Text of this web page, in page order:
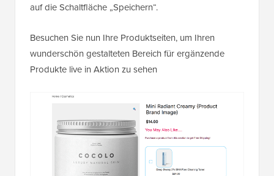
auf die Schaltfläche „Speichern“.
Besuchen Sie nun Ihre Produktseiten, um Ihren
wunderschön gestalteten Bereich für ergänzende
Produkte live in Aktion zu sehen